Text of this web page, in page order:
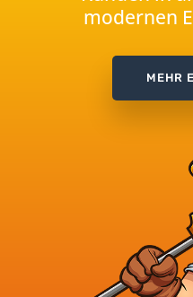
modernen
MEHR